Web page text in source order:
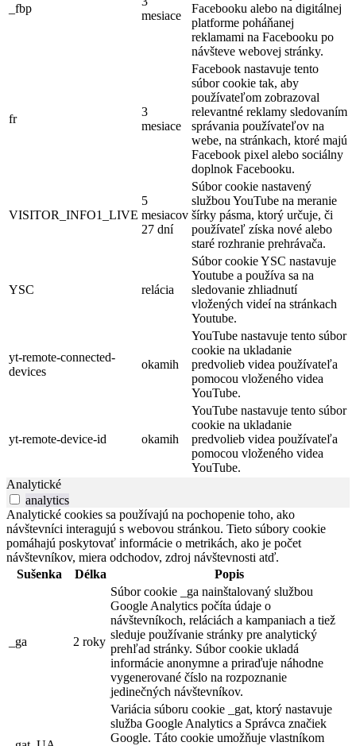
_fbp
mesiace
Facebooku alebo na digitálnej
platforme poháňanej
reklamami na Facebooku po
návšteve webovej stránky.
fr
3
mesiace
Facebook nastavuje tento
súbor cookie tak, aby
používateľom zobrazoval
relevantné reklamy sledovaním
správania používateľov na
webe, na stránkach, ktoré majú
Facebook pixel alebo sociálny
doplnok Facebooku.
VISITOR_INFO1_LIVE
5
mesiacov
27 dní
Súbor cookie nastavený
službou YouTube na meranie
šírky pásma, ktorý určuje, či
používateľ získa nové alebo
staré rozhranie prehrávača.
YSC relácia
Súbor cookie YSC nastavuje
Youtube a používa sa na
sledovanie zhliadnutí
vložených videí na stránkach
Youtube.
yt-remote-connected-
devices
okamih
YouTube nastavuje tento súbor
cookie na ukladanie
predvolieb videa používateľa
pomocou vloženého videa
YouTube.
yt-remote-device-id okamih
YouTube nastavuje tento súbor
cookie na ukladanie
predvolieb videa používateľa
pomocou vloženého videa
YouTube.
Analytické
analytics
Analytické cookies sa používajú na pochopenie toho, ako
návštevníci interagujú s webovou stránkou. Tieto súbory cookie
pomáhajú poskytovať informácie o metrikách, ako je počet
návštevníkov, miera odchodov, zdroj návštevnosti atď.
Sušenka
Délka Popis
_ga 2 roky
Súbor cookie _ga nainštalovaný službou
Google Analytics počíta údaje o
návštevníkoch, reláciách a kampaniach a tiež
sleduje používanie stránky pre analytický
prehľad stránky. Súbor cookie ukladá
informácie anonymne a priraďuje náhodne
vygenerované číslo na rozpoznanie
jedinečných návštevníkov.
Variácia súboru cookie _gat, ktorý nastavuje
služba Google Analytics a Správca značiek
Google. Táto cookie umožňuje vlastníkom